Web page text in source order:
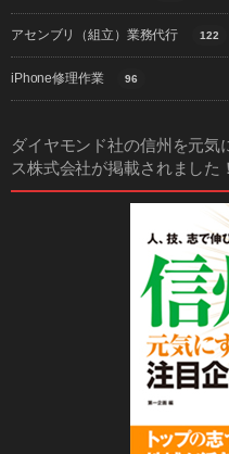
アセンブリ（組立）業務代行 122
iPhone修理作業 96
ダイヤモンド社の信州を元気
ス株式会社が掲載されました！